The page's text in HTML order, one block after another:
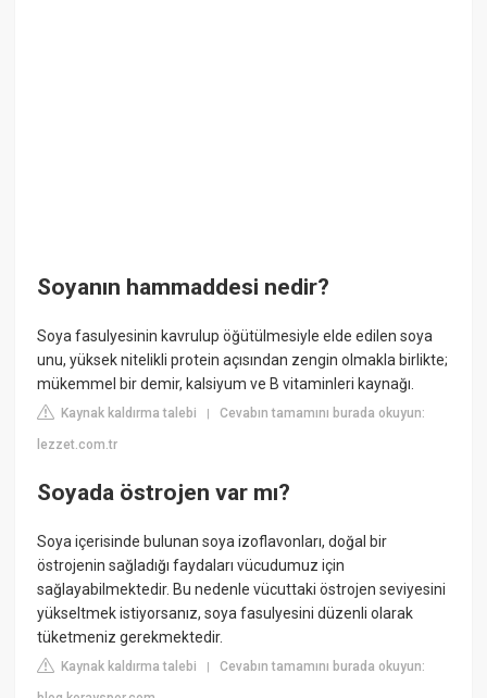
Soyanın hammaddesi nedir?
Soya fasulyesinin kavrulup öğütülmesiyle elde edilen soya
unu, yüksek nitelikli protein açısından zengin olmakla birlikte;
mükemmel bir demir, kalsiyum ve B vitaminleri kaynağı.
Kaynak kaldırma talebi |Cevabın tamamını burada okuyun:
lezzet.com.tr
Soyada östrojen var mı?
Soya içerisinde bulunan soya izoflavonları, doğal bir
östrojenin sağladığı faydaları vücudumuz için
sağlayabilmektedir. Bu nedenle vücuttaki östrojen seviyesini
yükseltmek istiyorsanız, soya fasulyesini düzenli olarak
tüketmeniz gerekmektedir.
Kaynak kaldırma talebi |Cevabın tamamını burada okuyun: